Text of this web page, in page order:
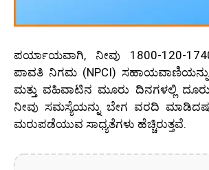
ಪರ್ಯಾಯವಾಗಿ, ನೀವು 1800-120-
ಪಾವತಿ ನಿಗಮ (NPCI)
ಮತ್ತು ವಹಿವಾಟಿನ ಮೂರು ದಿನಗಳಲ್ಲಿ
ನೀವು ಸಮಸ್ಯೆಯನ್ನು ಬೇಗ ವರದಿ
ಮರುಪಡೆಯುವ ಸಾಧ್ಯತೆಗಳು ಹೆಚ್ಚಿರುತ್ತವೆ.